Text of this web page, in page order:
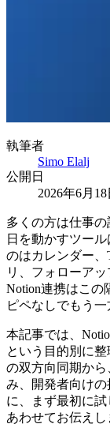
執筆者
Simo Elalj
公開日
2026年6月18
多くの方は仕事
日を動かすツー
のはカレンダー
リ、フォローア
Notion連携はこの
ピペなしでもう
本記事では、
という目的別に
の双方向同期か
み、開発者向け
に、まず最初に
あわせてお伝えし